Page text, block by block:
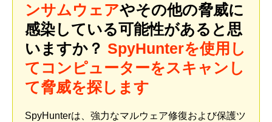
ンサムウェアやその他の脅威に
感染している可能性があると思
いますか？ SpyHunterを使用し
てコンピューターをスキャンし
て脅威を探します
SpyHunterは、強力なマルウェア修復および保護ツ